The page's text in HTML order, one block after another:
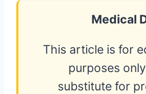
Medical
This article is for
purposes
substitute for